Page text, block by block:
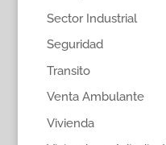
Sector Industrial
Seguridad
Transito
Venta Ambulante
Vivienda